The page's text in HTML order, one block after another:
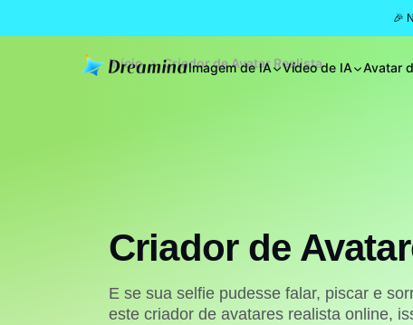
🎉
Imagem de IA Vídeo de IA Avatar
Início Criador de Avatar Realista
Criador de
E se sua selfie pudesse falar, piscar e
este criador de avatares realista online,